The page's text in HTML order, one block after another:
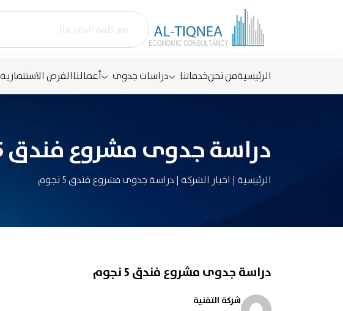
الرئيسيةمن نحنخدماتنا دراسات جدوى أعمالناالفرص الاستثمارية
دراسة جدوى مشروع فندق 5 نجوم
الرئيسية | اخبار الشركة | دراسة جدوى مشروع فندق 5 نجوم
دراسة جدوى مشروع فندق 5 نجوم
شركة التقنية